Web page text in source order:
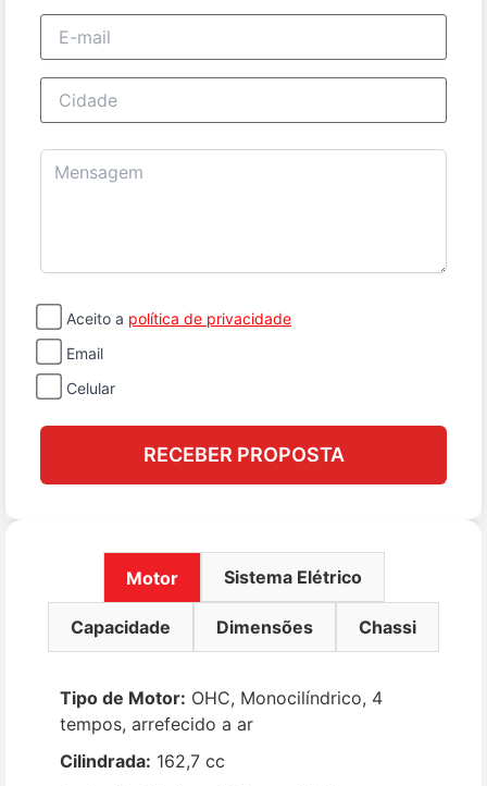
E-mail
Cidade
Mensagem
Aceito a política de privacidade
Email
Celular
RECEBER PROPOSTA
Motor Sistema Elétrico
Capacidade Dimensões Chassi
Tipo de Motor: OHC, Monocilíndrico, 4
tempos, arrefecido a ar
Cilindrada: 162,7 cc